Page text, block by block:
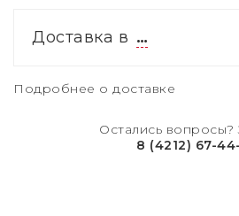
Доставка в …
Подробнее о доставке
Остались вопросы?
8 (4212) 67-